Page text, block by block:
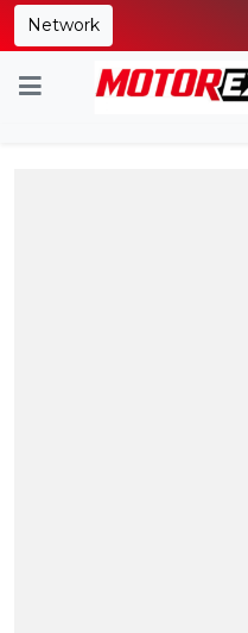
Network